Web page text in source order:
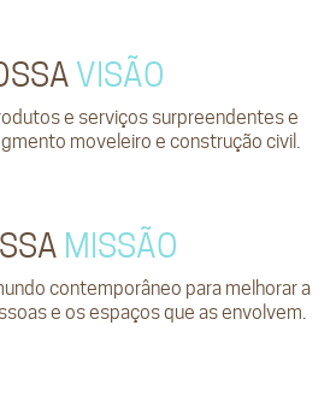
VISÃO
e serviços surpreendentes e
moveleiro e construção civil.
MISSÃO
contemporâneo para melhorar a
e os espaços que as envolvem.